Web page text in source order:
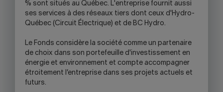
% sont situés au Québec. L'entreprise fournit aussi
ses services à des réseaux tiers dont ceux d'Hydro-
Québec (Circuit Électrique) et de BC Hydro.
Le Fonds considère la société comme un partenaire
de choix dans son portefeuille d'investissement en
énergie et environnement et compte accompagner
étroitement l’entreprise dans ses projets actuels et
futurs.